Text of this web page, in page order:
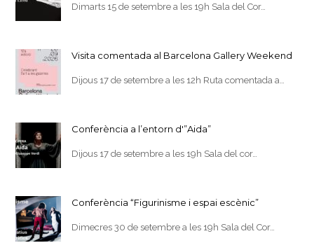
Dimarts 15 de setembre a les 19h Sala del Cor…
Visita comentada al Barcelona Gallery Weekend
Dijous 17 de setembre a les 12h Ruta comentada a…
Conferència a l’entorn d'”Aida”
Dijous 17 de setembre a les 19h Sala del cor…
Conferència “Figurinisme i espai escènic”
Dimecres 30 de setembre a les 19h Sala del Cor…